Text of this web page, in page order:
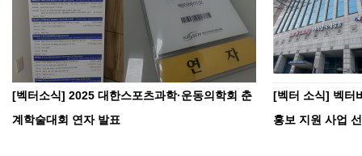
[벡터소식] 2025 대한스포츠과학·운동의학회 춘
계학술대회 연자 발표
[벡터 소식] 벡터
홍보 지원 사업